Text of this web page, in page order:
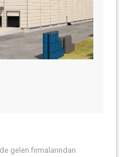
gelen firmalarından